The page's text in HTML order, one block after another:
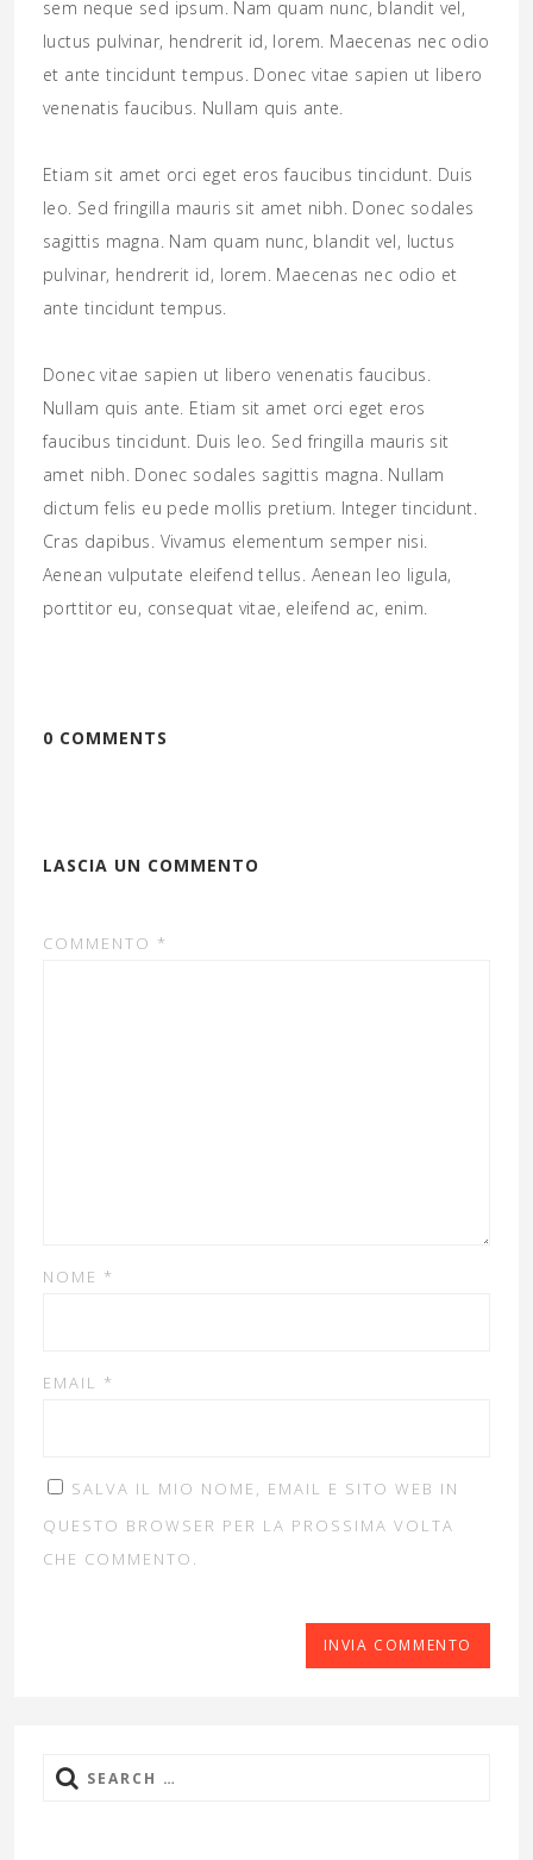
sem neque sed ipsum. Nam quam nunc, blandit vel,
luctus pulvinar, hendrerit id, lorem. Maecenas nec odio
et ante tincidunt tempus. Donec vitae sapien ut libero
venenatis faucibus. Nullam quis ante.
Etiam sit amet orci eget eros faucibus tincidunt. Duis
leo. Sed fringilla mauris sit amet nibh. Donec sodales
sagittis magna. Nam quam nunc, blandit vel, luctus
pulvinar, hendrerit id, lorem. Maecenas nec odio et
ante tincidunt tempus.
Donec vitae sapien ut libero venenatis faucibus.
Nullam quis ante. Etiam sit amet orci eget eros
faucibus tincidunt. Duis leo. Sed fringilla mauris sit
amet nibh. Donec sodales sagittis magna. Nullam
dictum felis eu pede mollis pretium. Integer tincidunt.
Cras dapibus. Vivamus elementum semper nisi.
Aenean vulputate eleifend tellus. Aenean leo ligula,
porttitor eu, consequat vitae, eleifend ac, enim.
0 COMMENTS
LASCIA UN COMMENTO
COMMENTO *
NOME *
EMAIL *
SALVA IL MIO NOME, EMAIL E SITO WEB IN
QUESTO BROWSER PER LA PROSSIMA VOLTA
CHE COMMENTO.
Search